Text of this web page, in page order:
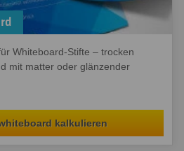
Whiteboard-Stifte – trocken
mit matter oder glänzender
kalkulieren